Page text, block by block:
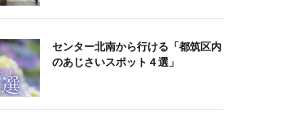
センター北南から行ける「都筑区内
のあじさいスポット４選」